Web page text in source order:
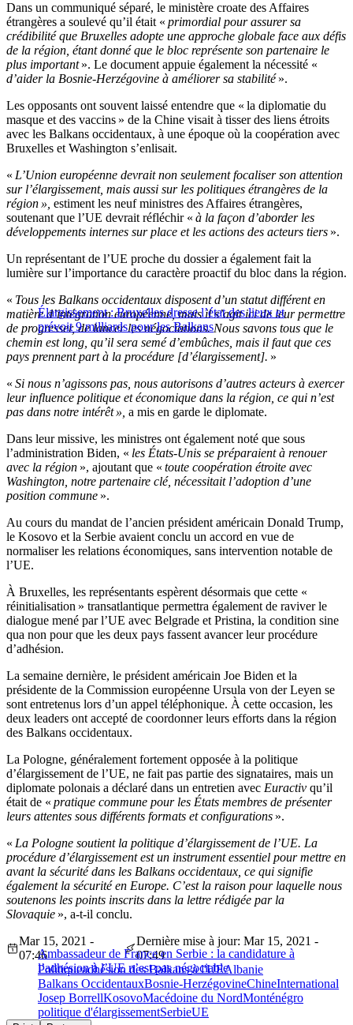
Dans un communiqué séparé, le ministère croate des Affaires
étrangères a soulevé qu’il était « primordial pour assurer sa
crédibilité que Bruxelles adopte une approche globale face aux défis
de la région, étant donné que le bloc représente son partenaire le
plus important». Le document appuie également la nécessité «
d’aider la Bosnie-Herzégovine à améliorer sa stabilité».
Les opposants ont souvent laissé entendre que « la diplomatie du
masque et des vaccins » de la Chine visait à tisser des liens étroits
avec les Balkans occidentaux, à une époque où la coopération avec
Bruxelles et Washington s’enlisait.
« L’Union européenne devrait non seulement focaliser son attention
sur l’élargissement, mais aussi sur les politiques étrangères de la
région », estiment les neuf ministres des Affaires étrangères,
soutenant que l’UE devrait réfléchir « à la façon d’aborder les
développements internes sur place et les actions des acteurs tiers ».
Un représentant de l’UE proche du dossier a également fait la
lumière sur l’importance du caractère proactif du bloc dans la région.
Élargissement : Bruxelles dresse l’état des lieux et
prévoit 9 milliards pour les Balkans
« Tous les Balkans occidentaux disposent d’un statut différent en
matière d’intégration européenne, mais il s’agit ici de leur permettre
de progresser, de lancer les négociations. Nous savons tous que le
chemin est long, qu’il sera semé d’embûches, mais il faut que ces
pays prennent part à la procédure [d’élargissement]. »
« Si nous n’agissons pas, nous autorisons d’autres acteurs à exercer
leur influence politique et économique dans la région, ce qui n’est
pas dans notre intérêt », a mis en garde le diplomate.
Dans leur missive, les ministres ont également noté que sous
l’administration Biden, « les États-Unis se préparaient à renouer
avec la région », ajoutant que « toute coopération étroite avec
Washington, notre partenaire clé, nécessitait l’adoption d’une
position commune ».
Au cours du mandat de l’ancien président américain Donald Trump,
le Kosovo et la Serbie avaient conclu un accord en vue de
normaliser les relations économiques, sans intervention notable de
l’UE.
À Bruxelles, les représentants espèrent désormais que cette «
réinitialisation » transatlantique permettra également de raviver le
dialogue mené par l’UE avec Belgrade et Pristina, la condition sine
qua non pour que les deux pays fassent avancer leur procédure
d’adhésion.
La semaine dernière, le président américain Joe Biden et la
présidente de la Commission européenne Ursula von der Leyen se
sont entretenus lors d’un appel téléphonique. À cette occasion, les
deux leaders ont accepté de coordonner leurs efforts dans la région
des Balkans occidentaux.
La Pologne, généralement fortement opposée à la politique
d’élargissement de l’UE, ne fait pas partie des signataires, mais un
diplomate polonais a déclaré dans un entretien avec Euractiv qu’il
était de « pratique commune pour les États membres de présenter
leurs attentes sous différents formats et configurations ».
« La Pologne soutient la politique d’élargissement de l’UE. La
procédure d’élargissement est un instrument essentiel pour mettre en
avant la sécurité dans les Balkans occidentaux, ce qui signifie
également la sécurité en Europe. C’est la raison pour laquelle nous
soutenons les points inscrits dans la lettre rédigée par la
Slovaquie », a-t-il conclu.
Ambassadeur de France en Serbie : la candidature à
l’adhésion à l’UE n’est pas négociable
Mar 15, 2021 -
07:46
Dernière mise à jour: Mar 15, 2021 -
07:49
Politiqueadhésion des Balkans à l'UEAlbanie
Balkans OccidentauxBosnie-HerzégovineChineInternational
Josep BorrellKosovoMacédoine du NordMonténégro
politique d'élargissementSerbieUE